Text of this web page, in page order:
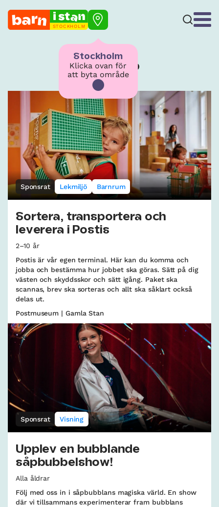
STOCKHOLM
Stockholm
Klicka ovan för
att byta område
Lekmiljö
Sponsrat Lekmiljö Barnrum
Sortera, transportera och
leverera i Postis
2–10 år
Postis är vår egen terminal. Här kan du komma och
jobba och bestämma hur jobbet ska göras. Sätt på dig
västen och skyddsskor och sätt igång. Paket ska
scannas, brev ska sorteras och allt ska såklart också
delas ut.
Postmuseum | Gamla Stan
Sponsrat Visning
Upplev en bubblande
såpbubbelshow!
Alla åldrar
Följ med oss in i såpbubblans magiska värld. En show
där vi tillsammans experimenterar fram bubblans